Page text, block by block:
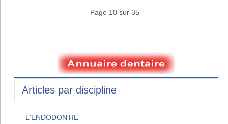
Page 10 sur 35
Articles par discipline
L'ENDODONTIE